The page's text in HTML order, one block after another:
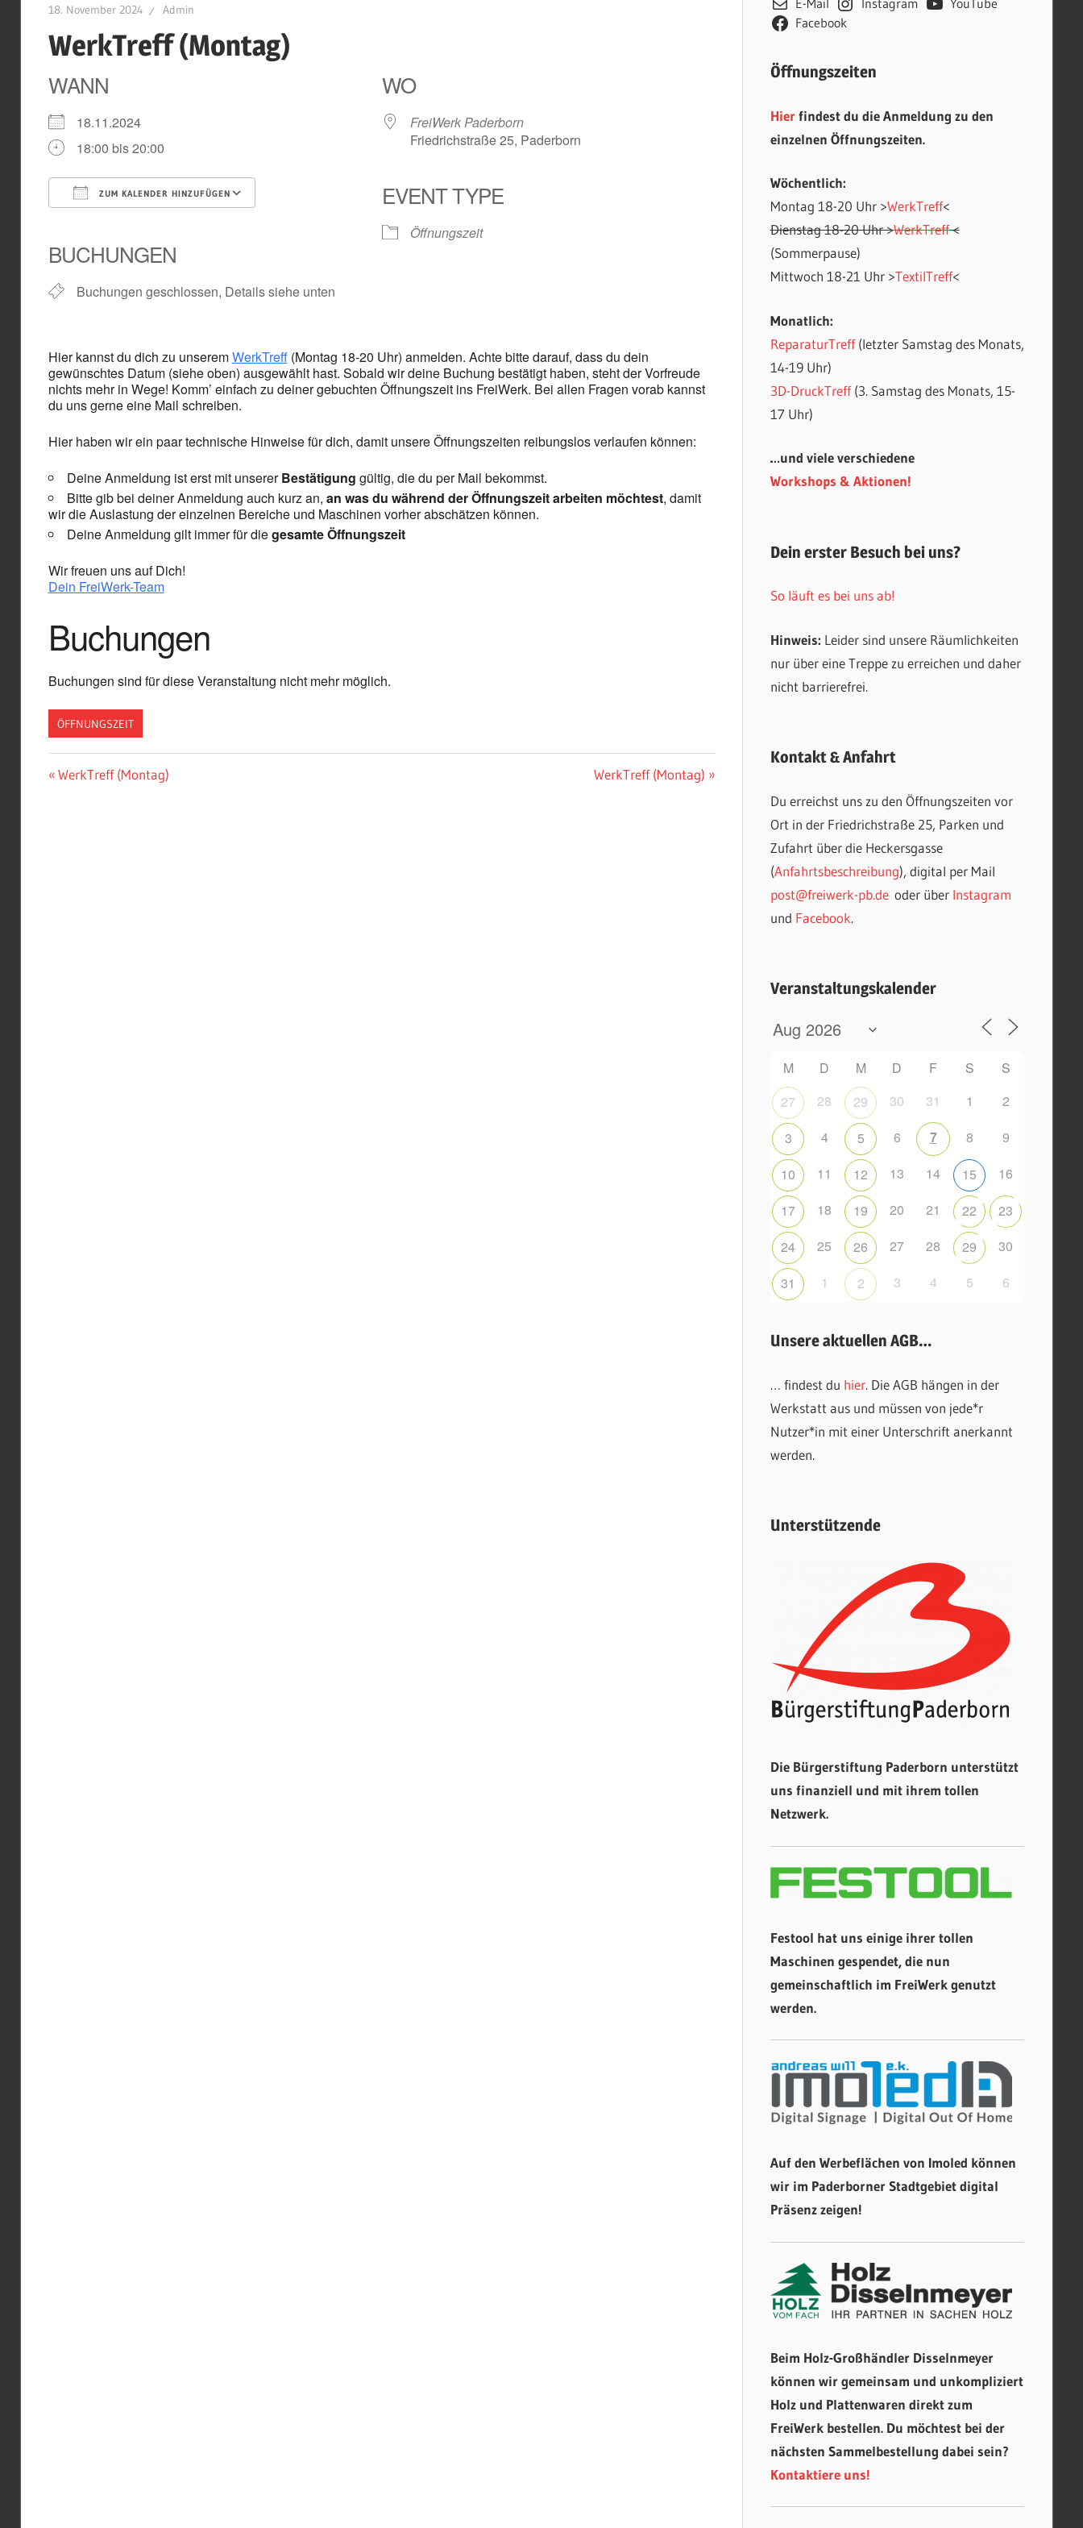
18. November 2024 Admin
WerkTreff (Montag)
WANN
18.11.2024
18:00 bis 20:00
ZUM KALENDER HINZUFÜGEN
Google Kalender Office 365 Outlook Live
BUCHUNGEN
Buchungen geschlossen, Details siehe unten
WO
FreiWerk Paderborn
Friedrichstraße 25, Paderborn
EVENT TYPE
Öffnungszeit
Hier kannst du dich zu unseremWerkTreff(Montag 18-20 Uhr) anmelden. Achte bitte darauf, dass du dein
gewünschtes Datum (siehe oben) ausgewählt hast. Sobald wir deine Buchung bestätigt haben, steht der Vorfreude
nichts mehr in Wege! Komm’ einfach zu deiner gebuchten Öffnungszeit ins FreiWerk. Bei allen Fragen vorab kannst
du uns gerne eine Mail schreiben.
Hier haben wir ein paar technische Hinweise für dich, damit unsere Öffnungszeiten reibungslos verlaufen können:
Deine Anmeldung ist erst mit unsererBestätigung gültig, die du per Mail bekommst.
Bitte gib bei deiner Anmeldung auch kurz an, an was du während der Öffnungszeit arbeiten möchtest, damit
wir die Auslastung der einzelnen Bereiche und Maschinen vorher abschätzen können.
Deine Anmeldung gilt immer für diegesamte Öffnungszeit
Wir freuen uns auf Dich!
Dein FreiWerk-Team
Buchungen
Buchungen sind für diese Veranstaltung nicht mehr möglich.
ÖFFNUNGSZEIT
Beitragsnavigation
Vorheriger
WerkTreff (Montag)
Nächster
WerkTreff (Montag)
E-Mail Instagram
YouTube
Facebook
Öffnungszeiten
Hierfindest du die Anmeldung zu den
einzelnen Öffnungszeiten.
Wöchentlich:
Montag 18-20 Uhr >WerkTreff<
Dienstag 18-20 Uhr >WerkTreff<
(Sommerpause)
Mittwoch 18-21 Uhr >TextilTreff<
Monatlich:
ReparaturTreff(letzter Samstag des Monats,
14-19 Uhr)
3D-DruckTreff(3. Samstag des Monats, 15-
17 Uhr)
…und viele verschiedene
Workshops & Aktionen!
Dein erster Besuch bei uns?
So läuft es bei uns ab!
Hinweis: Leider sind unsere Räumlichkeiten
nur über eine Treppe zu erreichen und daher
nicht barrierefrei.
Kontakt & Anfahrt
Du erreichst uns zu den Öffnungszeiten vor
Ort in der Friedrichstraße 25, Parken und
Zufahrt über die Heckersgasse
(Anfahrtsbeschreibung), digital per Mail
post@freiwerk-pb.deoder über Instagram
und Facebook.
Veranstaltungskalender
M D M D F S
S
27
28 29 30 31 1
2
3
4 5 6 7 8
9
10
11 12 13 14 15
16
17
18 19 20 21 22
23
24
25 26 27 28 29
30
31
1 2 3 4 5 6
Unsere aktuellen AGB…
… findest du hier. Die AGB hängen in der
Werkstatt aus und müssen von jede*r
Nutzer*in mit einer Unterschrift anerkannt
werden.
Unterstützende
Die Bürgerstiftung Paderborn unterstützt
uns finanziell und mit ihrem tollen
Netzwerk.
Festool hat uns einige ihrer tollen
Maschinen gespendet, die nun
gemeinschaftlich im FreiWerk genutzt
werden.
Auf den Werbeflächen von Imoled können
wir im Paderborner Stadtgebiet digital
Präsenz zeigen!
Beim Holz-Großhändler Disselnmeyer
können wir gemeinsam und unkompliziert
Holz und Plattenwaren direkt zum
FreiWerk bestellen. Du möchtest bei der
nächsten Sammelbestellung dabei sein?
Kontaktiere uns!